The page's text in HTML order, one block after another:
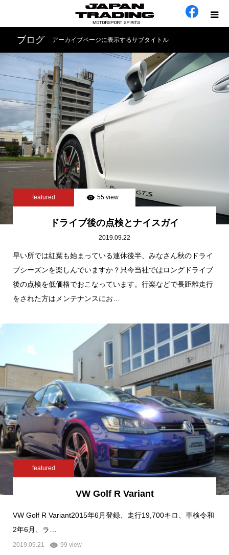
ブログ アーカイブページに表示するサブタイトル
featured 55 view
ドライブ後の点検とナイスガイ
2019.09.22
早い所では紅葉も始まっている連休後半、みなさん秋のドライ
ブシーズンを楽しんでいますか？只今当社ではロングドライブ
後の点検を低価格でおこなっています。行楽などで長距離走行
をされた方はメンテナンスにお…
featured
VW Golf R Variant
VW Golf R Variant2015年6月登録、走行19,700キロ、車検令和
2年6月、ラ…
2019.09.21 99 view
ホーム
在庫車
会社概要
カテゴリー
工場日誌
お問い合わせ